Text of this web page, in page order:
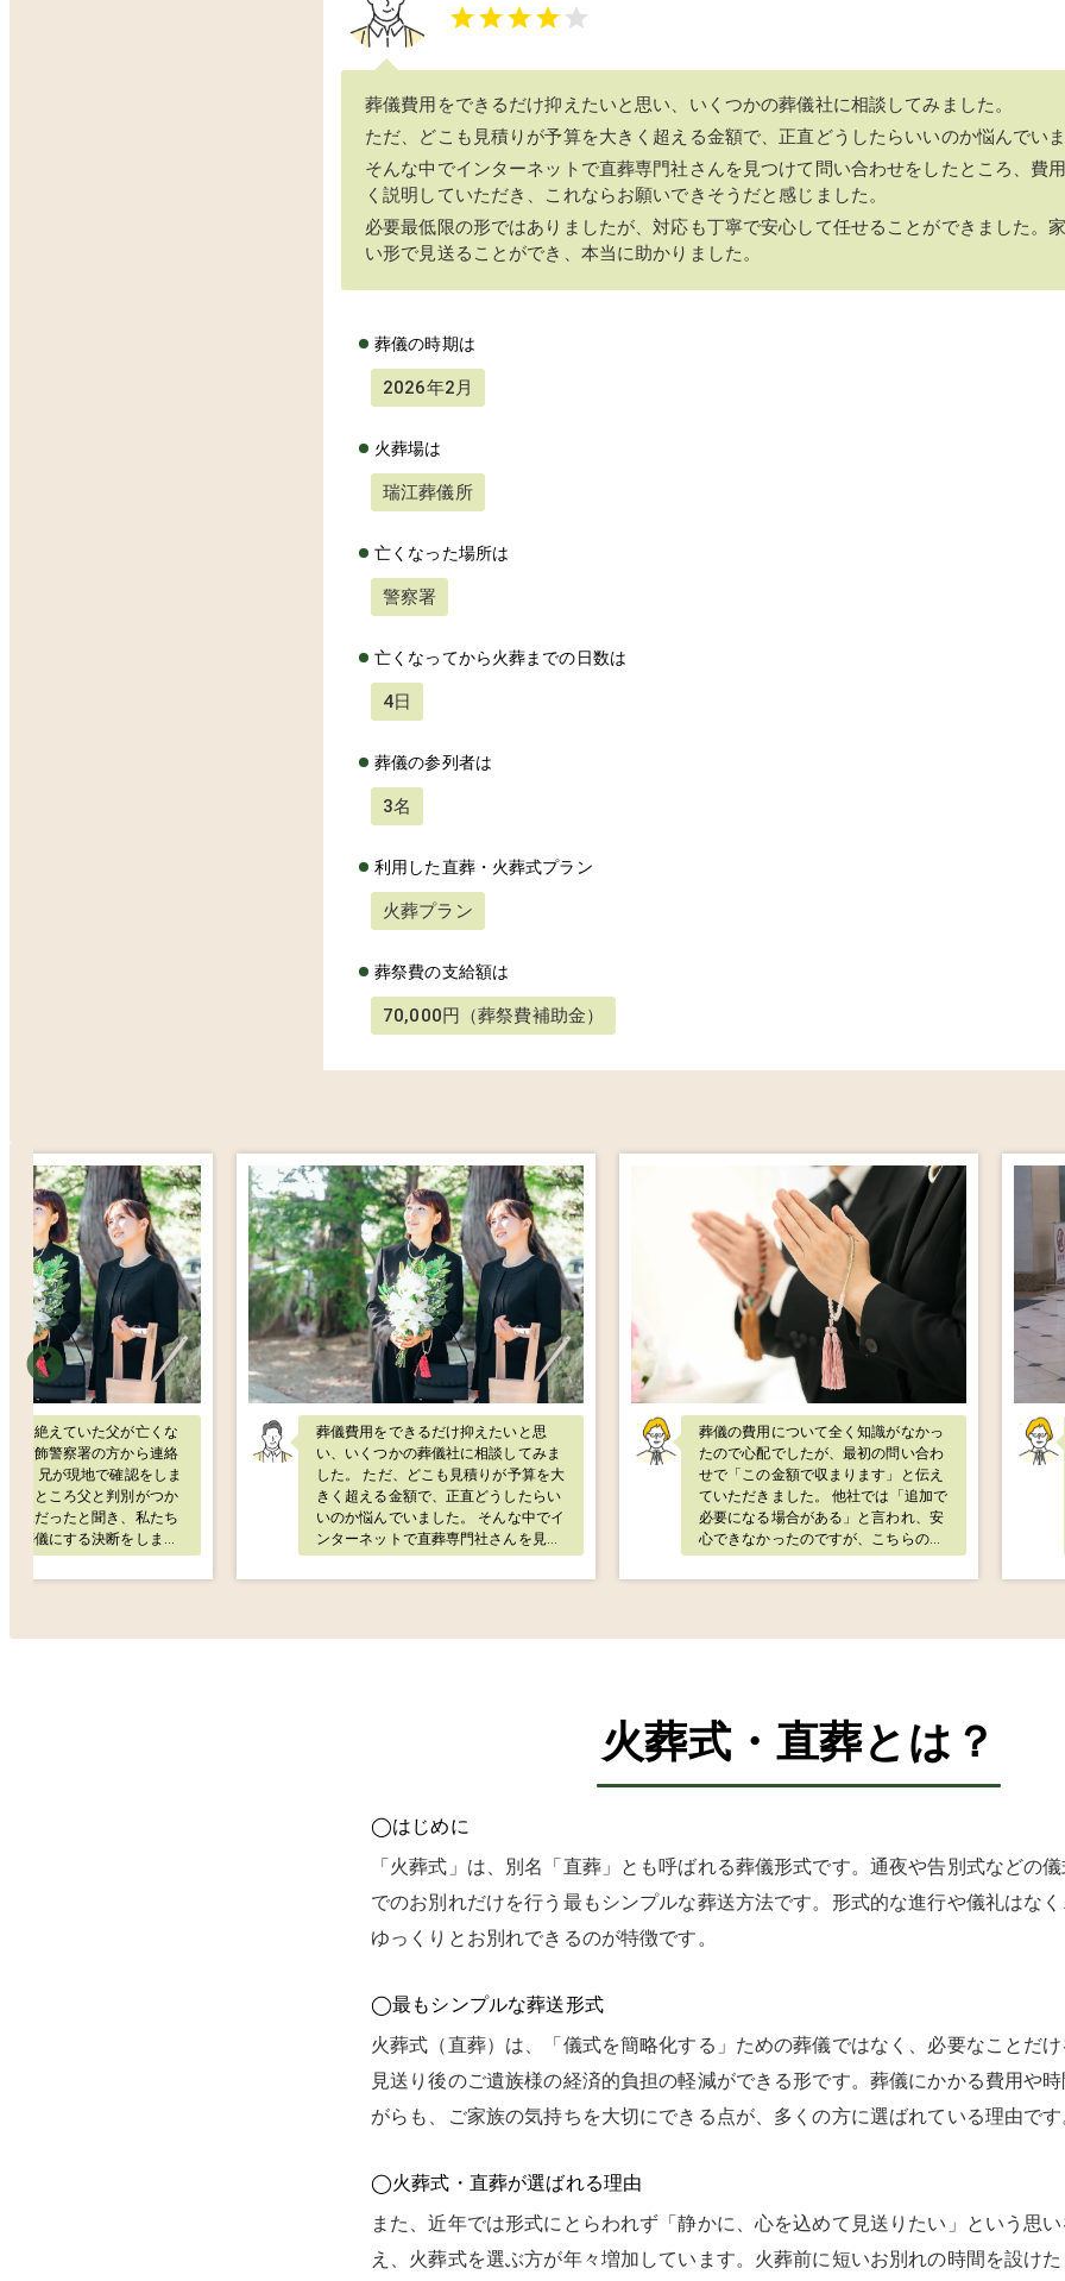
葬儀費用をできるだけ抑えたいと思い、いくつかの葬儀社に相談してみました。
ただ、どこも見積りが予算を大きく超える金額で、正直どうしたらいいのか悩んでい
そんな中でインターネットで直葬専門社さんを見つけて問い合わせをしたところ、費
く説明していただき、これならお願いできそうだと感じました。
必要最低限の形ではありましたが、対応も丁寧で安心して任せることができました。
い形で見送ることができ、本当に助かりました。
葬儀の時期は
2026年2月
火葬場は
瑞江葬儀所
亡くなった場所は
警察署
亡くなってから火葬までの日数は
4日
葬儀の参列者は
3名
利用した直葬・火葬式プラン
火葬プラン
葬祭費の支給額は
70,000円（葬祭費補助金）
が途絶えていた父が亡くな
、葛飾警察署の方から連絡
た。 兄が現地で確認をしま
直なところ父と判別がつか
状況だったと聞き、私たち
の葬儀にする決断をしまし
すれば30万〜40万円を兄
きない金額ではありません
葬儀費用をできるだけ抑えたいと思
い、いくつかの葬儀社に相談してみま
した。 ただ、どこも見積りが予算を大
きく超える金額で、正直どうしたらい
いのか悩んでいました。 そんな中でイ
ンターネットで直葬専門社さんを見つ
けて問い合わせをしたところ、費用の
内容も分かりやすく説明していただ
葬儀の費用について全く知識がなかっ
たので心配でしたが、最初の問い合わ
せで「この金額で収まります」と伝え
ていただきました。 他社では「追加で
必要になる場合がある」と言われ、安
心できなかったのですが、こちらの説
明は非常に明確でした。 実際にその通
りで、提示された金額のまま無理なく
火葬式・直葬とは？
◯はじめに
「火葬式」は、別名「直葬」とも呼ばれる葬儀形式です。通夜や告別式などの
でのお別れだけを行う最もシンプルな葬送方法です。形式的な進行や儀礼はな
ゆっくりとお別れできるのが特徴です。
◯最もシンプルな葬送形式
火葬式（直葬）は、「儀式を簡略化する」ための葬儀ではなく、必要なことだ
見送り後のご遺族様の経済的負担の軽減ができる形です。葬儀にかかる費用や
がらも、ご家族の気持ちを大切にできる点が、多くの方に選ばれている理由で
◯火葬式・直葬が選ばれる理由
また、近年では形式にとらわれず「静かに、心を込めて見送りたい」という思
え、火葬式を選ぶ方が年々増加しています。火葬前に短いお別れの時間を設け